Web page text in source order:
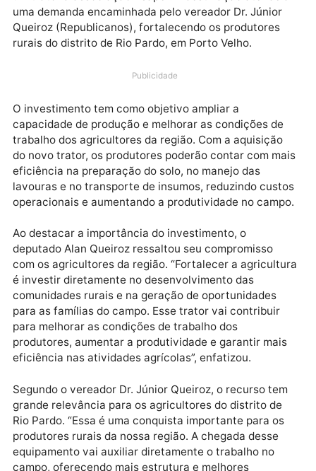
O deputado estadual Alan Queiroz (PL) segue
a agricultura do estado de Rondônia, e dessa vez, o
parlamentar destinou R$ 358 mil para a aquisição de
uma demanda encaminhada pelo vereador Dr. Júnior
rurais do distrito de Rio Pardo, em Porto Velho.
Publicidade
O investimento tem como objetivo ampliar a
capacidade de produção e melhorar as condições de
do novo trator, os produtores poderão contar com
eficiência na preparação do solo, no manejo das
lavouras e no transporte de insumos, reduzindo
operacionais e aumentando a produtividade no
Ao destacar a importância do investimento, o
deputado Alan Queiroz ressaltou seu compromisso
com os agricultores da região. “Fortalecer a
comunidades rurais e na geração de oportunidades
para as famílias do campo. Esse trator vai contribuir
para melhorar as condições de trabalho dos
produtores, aumentar a produtividade e garantir
eficiência nas atividades agrícolas”, enfatizou.